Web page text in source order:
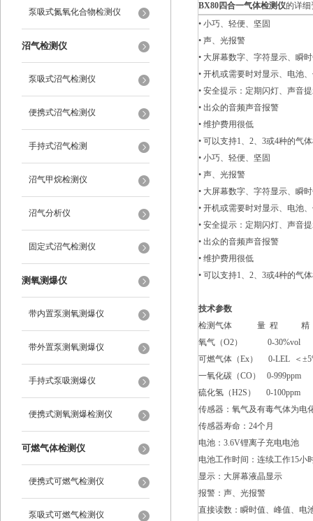
泵吸式氮氧化合物检测仪
沼气检测仪
泵吸式沼气检测仪
便携式沼气检测仪
手持式沼气检测
沼气甲烷检测仪
沼气分析仪
固定式沼气检测仪
测氧测爆仪
带内置泵测氧测爆仪
带外置泵测氧测爆仪
手持式泵吸测爆仪
便携式测氧测爆检测仪
可燃气体检测仪
便携式可燃气检测仪
泵吸式可燃气检测仪
BX80四合一气体检测仪的详细
• 小巧、轻便、坚固
• 声、光报警
• 大屏幕数字、字符显示、瞬
• 开机或需要时对显示、电池
• 安全提示：定期闪灯、声音
• 出众的音频声音报警
• 维护费用很低
• 可以支持1、2、3或4种的气
• 小巧、轻便、坚固
• 声、光报警
• 大屏幕数字、字符显示、瞬
• 开机或需要时对显示、电池
• 安全提示：定期闪灯、声音
• 出众的音频声音报警
• 维护费用很低
• 可以支持1、2、3或4种的气
技术参数
检测气体 量 程 精
氧气（O2） 0-30%vol
可燃气体（Ex） 0-LEL ＜
一氧化碳（CO） 0-
硫化氢（H2S） 0-
传感器：氧气及有毒气体为电
传感器寿命：24个月
电池：3.6V锂离子充电电池
电池工作时间：连续工作15
显示：大屏幕液晶显示
报警：声、光报警
直接读数：瞬时值、峰值、电